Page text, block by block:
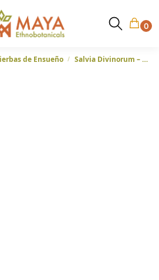
0
de Ensueño / Salvia Divinorum – Hojas enteras de Oaxaca México